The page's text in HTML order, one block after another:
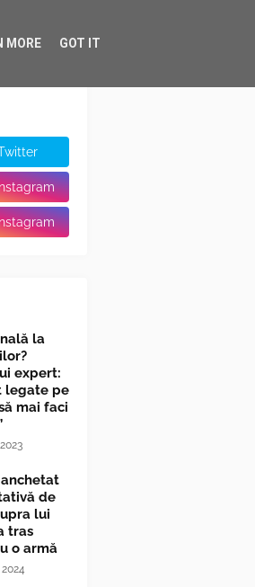
la
expert:
legate pe
mai faci
anchetat
de
lui
tras
o armă
MORE GOT IT